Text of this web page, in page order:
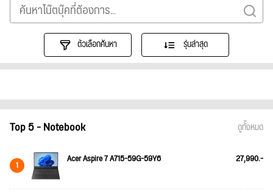
ตัวเลือกค้นหา รุ่นล่าสุด
Top 5 - Notebook ดูทั้งหมด
1 Acer Aspire 7 A715-59G-59Y6 27,990.-